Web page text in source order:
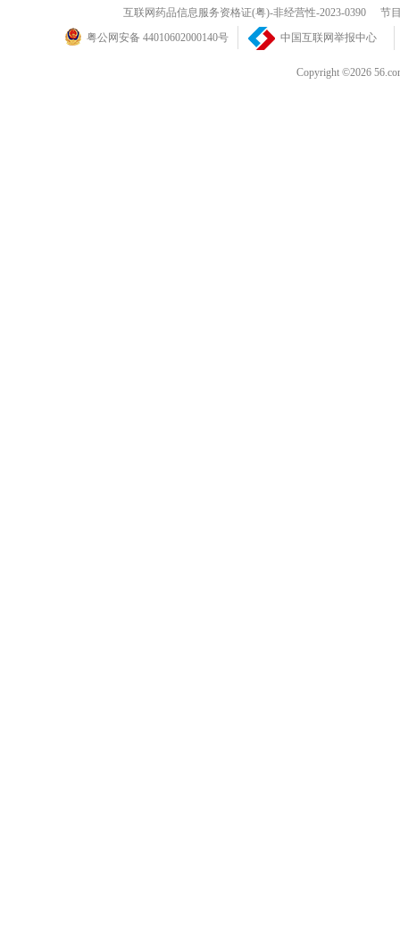
互联网药品信息服务资格证(粤)-非经营性-2023-0390
节
粤公网安备 44010602000140号
中国互联网举报中心
Copyright ©2026